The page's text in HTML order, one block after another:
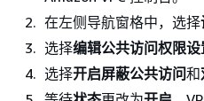
在左侧导航窗格中，选择
选择编辑公共访问权限设
选择开启屏蔽公共访问和